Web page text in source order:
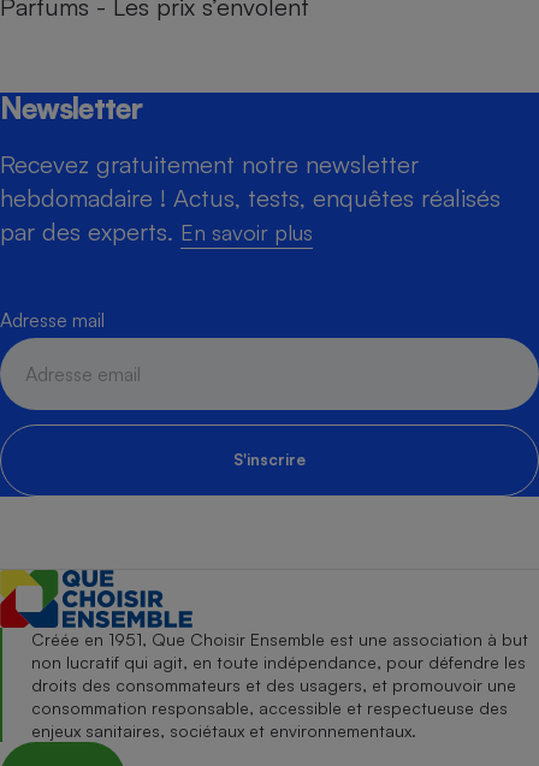
Parfums - Les prix s’envolent
Newsletter
Recevez gratuitement notre newsletter
hebdomadaire ! Actus, tests, enquêtes réalisés
par des experts. En savoir plus
Adresse mail
S'inscrire
Créée en 1951, Que Choisir Ensemble est une association à but
non lucratif qui agit, en toute indépendance, pour défendre les
droits des consommateurs et des usagers, et promouvoir une
consommation responsable, accessible et respectueuse des
enjeux sanitaires, sociétaux et environnementaux.